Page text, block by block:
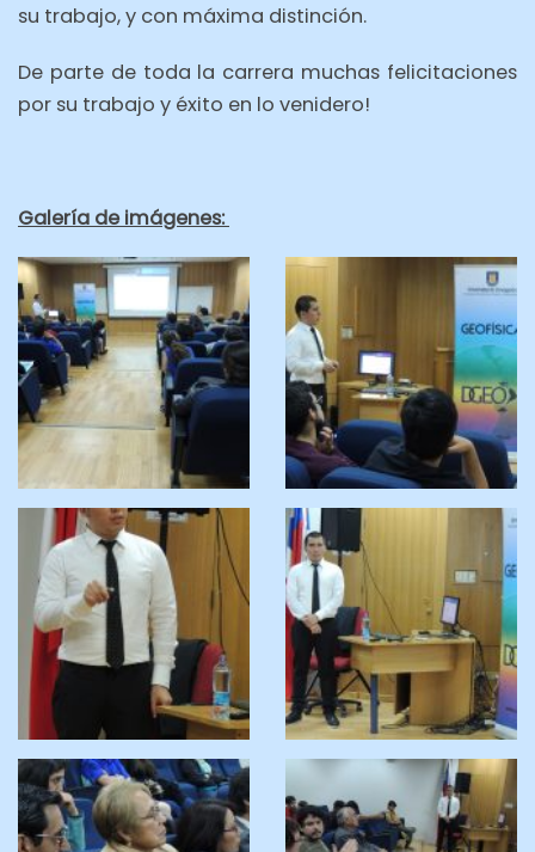
su trabajo, y con máxima distinción.
De parte de toda la carrera muchas felicitaciones
por su trabajo y éxito en lo venidero!
Galería de imágenes: